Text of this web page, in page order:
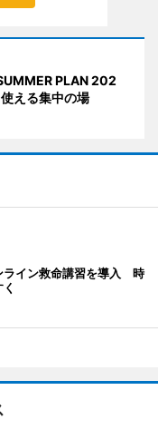
PLAN 202
える集中の場
ライン救命講習を導入 時